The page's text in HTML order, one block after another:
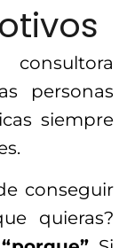
personas
siempre
conseguir
quieras?